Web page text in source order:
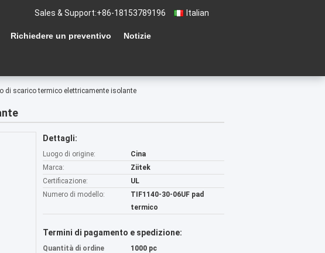
Italian
Sales & Support:+86-18153789196
Richiedere un preventivo Notizie
di scarico termico elettricamente isolante
Dettagli:
Luogo di origine:
Cina
Marca:
Ziitek
Certificazione:
UL
Numero di modello:
TIF1140-30-06UF pad
termico
Termini di pagamento e spedizione:
Quantità di ordine
1000 pc